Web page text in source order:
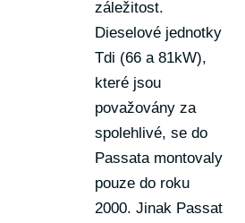
záležitost.
Dieselové jednotky
Tdi (66 a 81kW),
které jsou
považovány za
spolehlivé, se do
Passata montovaly
pouze do roku
2000. Jinak Passat